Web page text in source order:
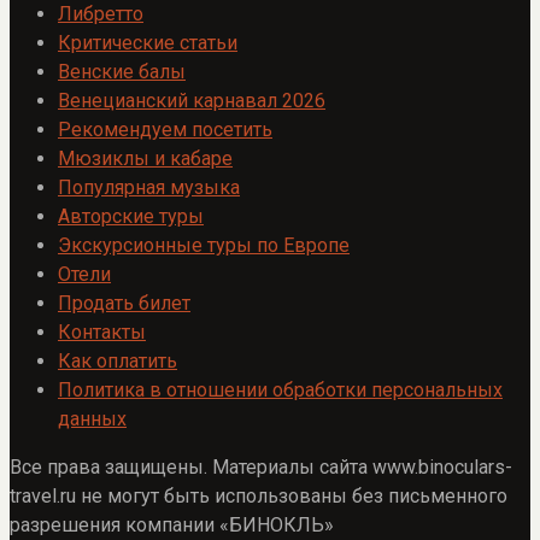
Либретто
Критические статьи
Венские балы
Венецианский карнавал 2026
Рекомендуем посетить
Мюзиклы и кабаре
Популярная музыка
Авторские туры
Экскурсионные туры по Европе
Отели
Продать билет
Контакты
Как оплатить
Политика в отношении обработки персональных
данных
Все права защищены. Материалы сайта www.binoculars-
travel.ru не могут быть использованы без письменного
разрешения компании «БИНОКЛЬ»